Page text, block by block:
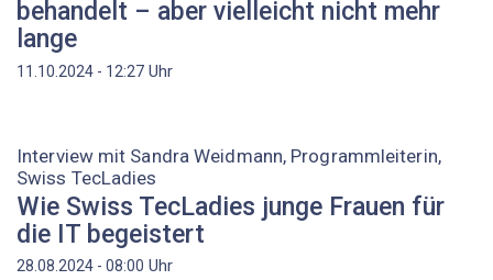
behandelt – aber vielleicht nicht mehr
lange
11.10.2024 - 12:27 Uhr
Interview mit Sandra Weidmann, Programmleiterin,
Swiss TecLadies
Wie Swiss TecLadies junge Frauen für
die IT begeistert
28.08.2024 - 08:00 Uhr